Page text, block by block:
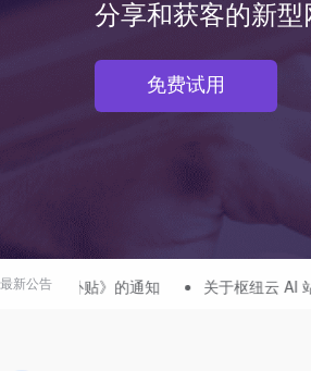
分享和获客的新型
免费试用
最新公告 关于枢纽云 AI 站点与应用范本库正